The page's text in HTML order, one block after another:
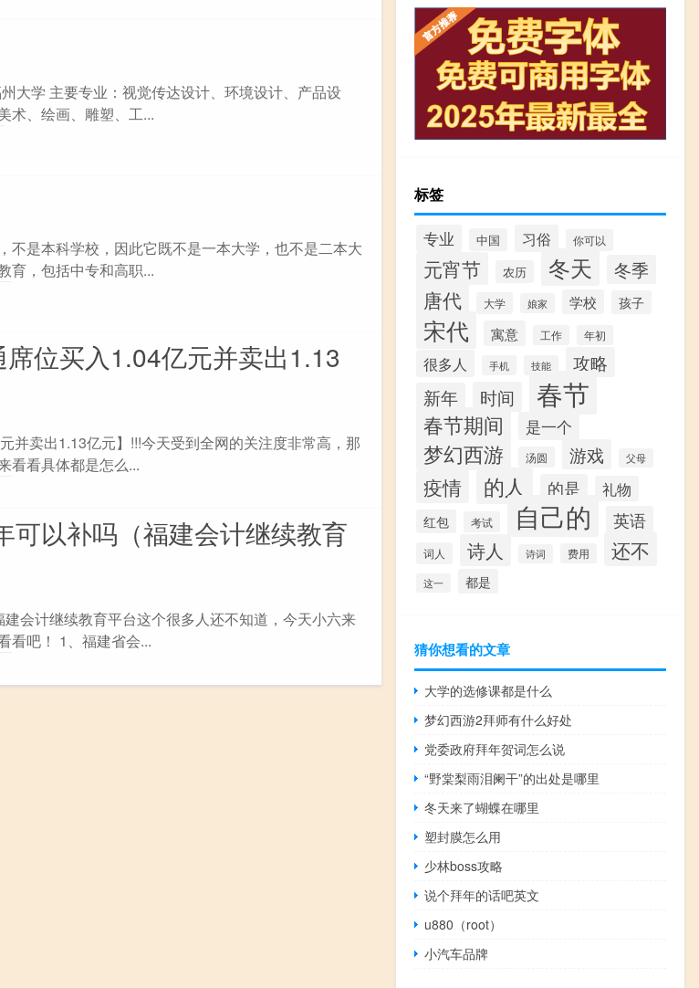
大学 主要专业：视觉传达设计、环境设计、产品设
术、绘画、雕塑、工...
不是本科学校，因此它既不是一本大学，也不是二本大
育，包括中专和高职...
位买入1.04亿元并卖出1.13
并卖出1.13亿元】!!!今天受到全网的关注度非常高，那
看看具体都是怎么...
可以补吗（福建会计继续教育
会计继续教育平台这个很多人还不知道，今天小六来
看吧！ 1、福建省会...
标签
专业 中国 习俗 你可以
元宵节 农历 冬天 冬季
唐代 大学 娘家 学校 孩子
宋代 寓意 工作 年初
很多人 手机 技能 攻略
新年 时间 春节
春节期间 是一个
梦幻西游 汤圆 游戏 父母
疫情 的人 的是 礼物
红包 考试 自己的 英语
词人 诗人 诗词 费用 还不
这一 都是
猜你想看的文章
大学的选修课都是什么
梦幻西游2拜师有什么好处
党委政府拜年贺词怎么说
“野棠梨雨泪阑干”的出处是哪里
冬天来了蝴蝶在哪里
塑封膜怎么用
少林boss攻略
说个拜年的话吧英文
u880（root）
小汽车品牌